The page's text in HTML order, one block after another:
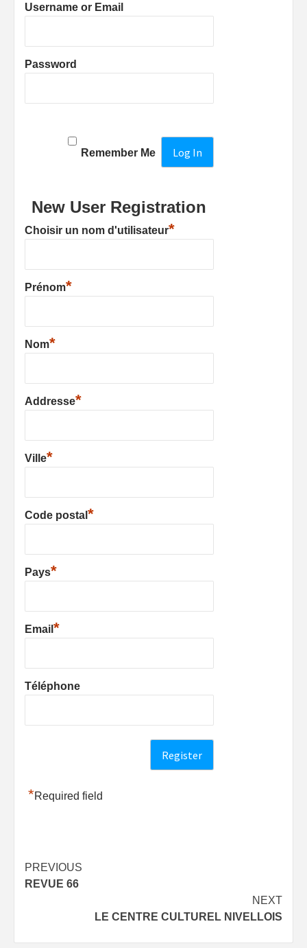
Username or Email
Password
Remember Me
New User Registration
Choisir un nom d'utilisateur*
Prénom*
Nom*
Addresse*
Ville*
Code postal *
Pays*
Email *
Téléphone
*Required field
Post
navigation
PREVIOUS
REVUE 66
NEXT
LE CENTRE CULTUREL NIVELLOIS